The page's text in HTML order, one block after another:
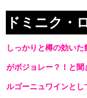
ドミニク・
しっかりと樽の効い
がボジョレー？！と
ルゴーニュワインと